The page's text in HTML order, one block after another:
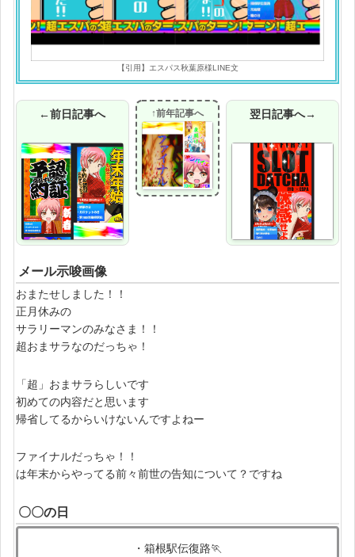
【引用】エスパス秋葉原様LINE文
←前日記事へ ↑前年記事へ 翌日記事へ→
メール示唆画像
おまたせしました！！
正月休みの
サラリーマンのみなさま！！
超おまサラなのだっちゃ！
「超」おまサラらしいです
初めての内容だと思います
帰省してるからいけないんですよねー
ファイナルだっちゃ！！
は年末からやってる前々前世の告知について？ですね
〇〇の日
・箱根駅伝復路🏃